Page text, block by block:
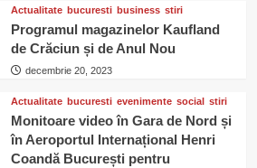
Actualitate bucuresti business stiri
Programul magazinelor Kaufland
de Crăciun și de Anul Nou
decembrie 20, 2023
Actualitate bucuresti evenimente social stiri
Monitoare video în Gara de Nord și
în Aeroportul Internațional Henri
Coandă București pentru